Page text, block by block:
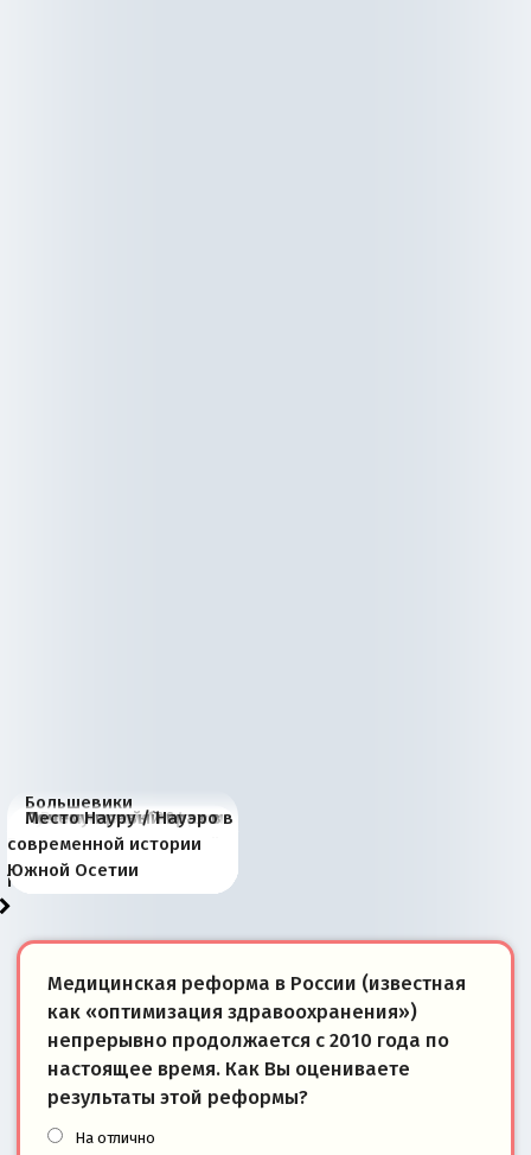
Большевики
отличаются от «Яблока»
тем, что они -
победители
Киевская марионетка
Запада рассказала о
«переобувании» хозяев
В России назрели
перемены: 15 шагов к
суверенной экономике
Миграционный пожар
Европы
Россия начинает
сбрасывать балласт
Анкориджа
Россия зимой 1904
года: первые уступки во
внутренней политике
Русская нация вчера и
сегодня
Почему правый крах в
Варшаве не поможет её
отношениям с Россией?
Место Науру / Науэро в
современной истории
Южной Осетии
Медицинская реформа в России (известная
как «оптимизация здравоохранения»)
непрерывно продолжается с 2010 года по
настоящее время. Как Вы оцениваете
результаты этой реформы?
На отлично